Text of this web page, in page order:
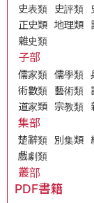
史表類
史評類
正史類 地理類
雜史類
子部
儒家類 儒學類
術數類 藝術類
道家類 宗教類
集部
楚辭類 別集類
戲劇類
叢部
PDF書籍